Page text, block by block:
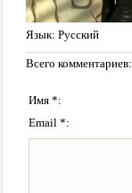
Язык: Русский
Всего комментариев:
Имя *:
Email *: